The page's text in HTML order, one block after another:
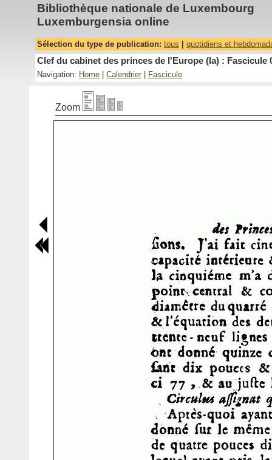
Bibliothèque nationale de Luxembourg
Luxemburgensia online
Sélection du type de publication: tous quotidiens et
Clef du cabinet des princes de l'Europe (la) : Fascicule
Navigation: Home Calendrier Fascicule
Zoom